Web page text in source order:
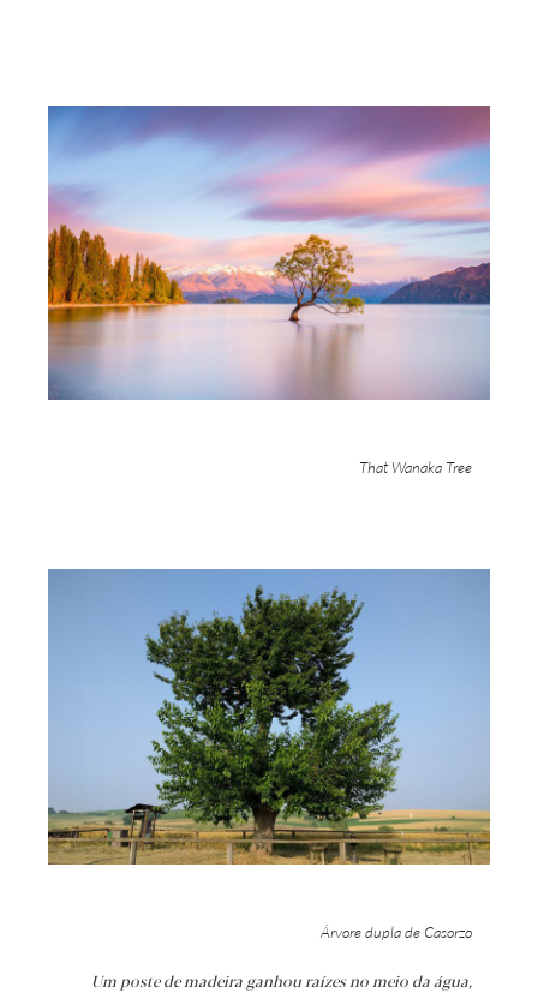
That Wanaka Tree
Árvore dupla de Casorzo
Um poste de madeira ganhou raízes no meio da água,